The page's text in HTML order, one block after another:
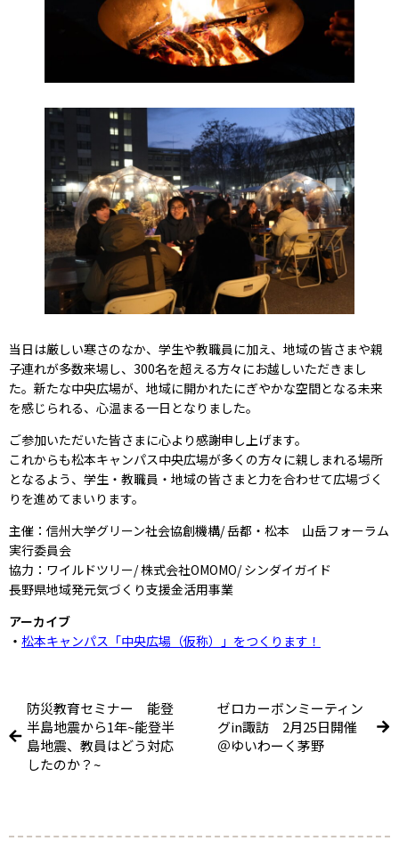
当日は厳しい寒さのなか、学生や教職員に加え、地域の皆さまや親
子連れが多数来場し、300名を超える方々にお越しいただきまし
た。新たな中央広場が、地域に開かれたにぎやかな空間となる未来
を感じられる、心温まる一日となりました。
ご参加いただいた皆さまに心より感謝申し上げます。
これからも松本キャンパス中央広場が多くの方々に親しまれる場所
となるよう、学生・教職員・地域の皆さまと力を合わせて広場づく
りを進めてまいります。
主催：信州大学グリーン社会協創機構/ 岳都・松本 山岳フォーラム
実行委員会
協力：ワイルドツリー/ 株式会社OMOMO/ シンダイガイド
長野県地域発元気づくり支援金活用事業
アーカイブ
・ 松本キャンパス「中央広場（仮称）」をつくります！
防災教育セミナー 能登
半島地震から1年~能登半
島地震、教員はどう対応
したのか？~
ゼロカーボンミーティン
グin諏訪 2月25日開催
＠ゆいわーく茅野